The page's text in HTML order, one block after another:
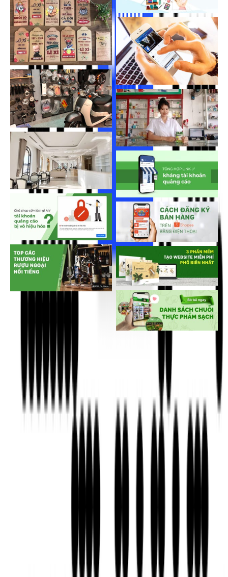
Zump Blog © 2026
Powered by Ghost